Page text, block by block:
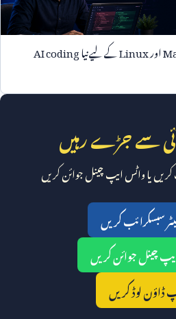
اورLinuxکے لیے نیاAI coding
سے جڑے رہیں
کریں یا واٹس ایپ چینل جوائن کریں
سبسکرائب کریں
چینل جوائن کریں
ڈاؤن لوڈ کریں